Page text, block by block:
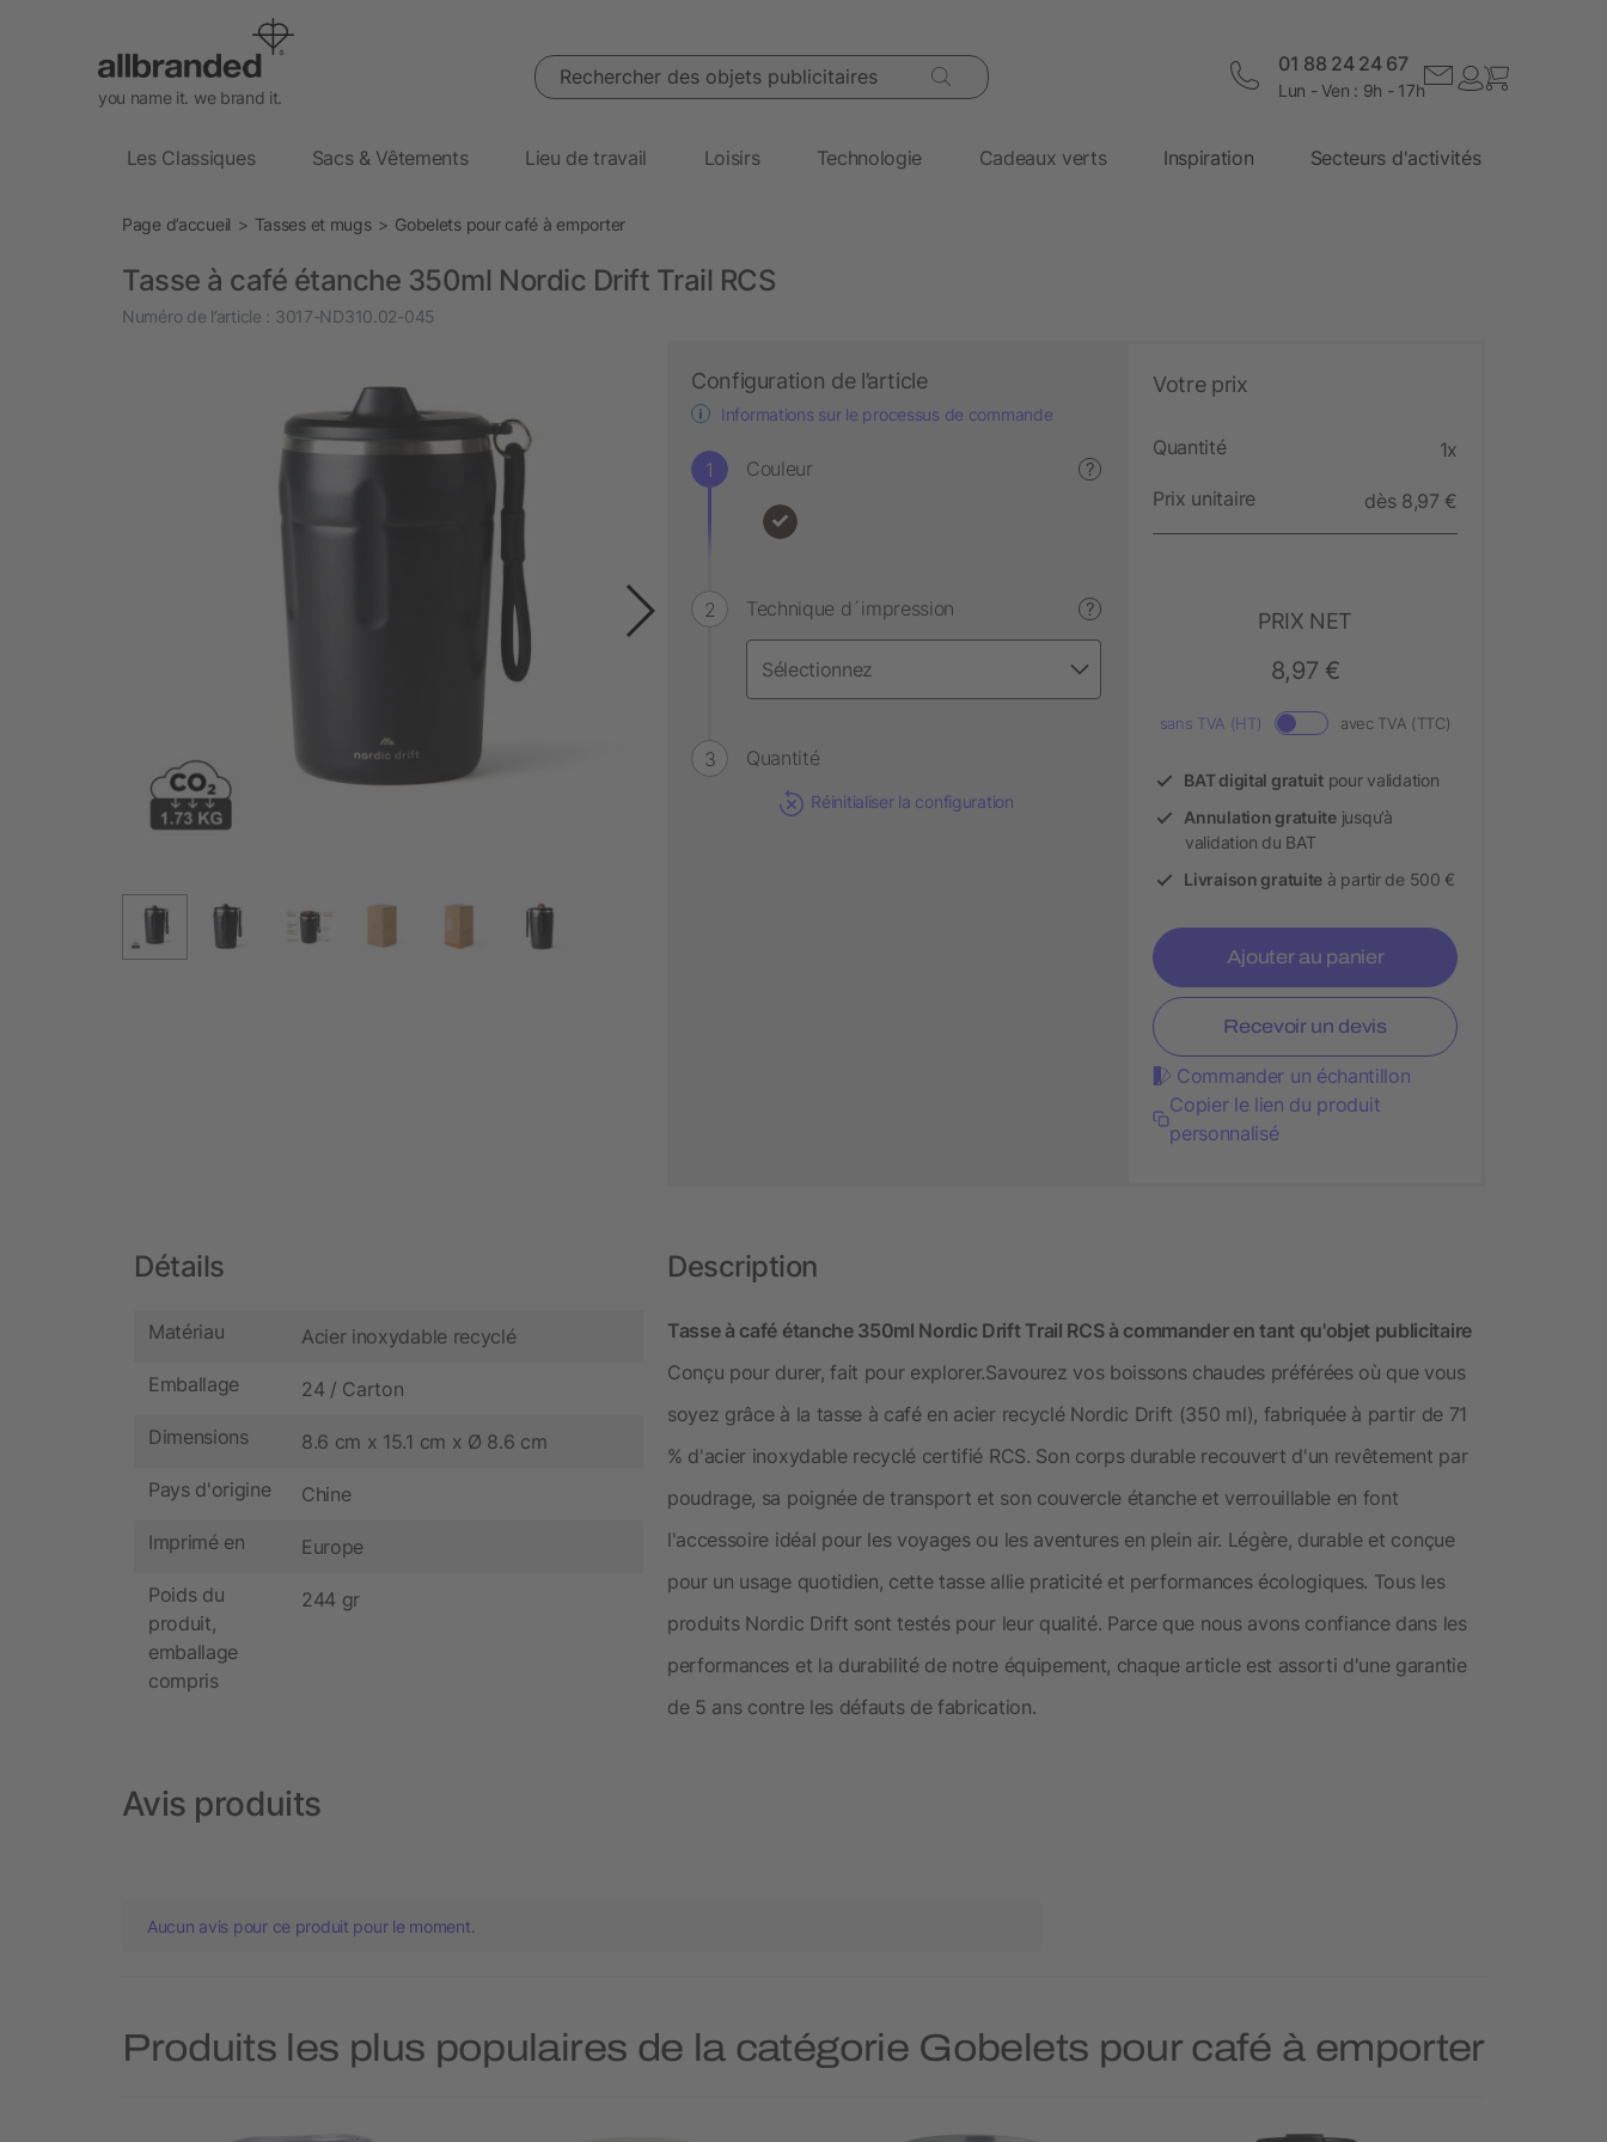
you name it. we brand it.
Rechercher des objets publicitaires 01 88 24 24 67
Lun - Ven : 9h - 17h
Les Classiques Sacs & Vêtements Lieu de travail Loisirs Technologie Cadeaux verts Inspiration Secteurs d'activités
Page d’accueil Tasses et mugs Gobelets pour café à emporter
Tasse à café étanche 350ml Nordic Drift Trail RCS
Numéro de l’article : 3017-ND310.02-045
Configuration de l’article
Informations sur le processus de commande
Couleur ?
Technique d´impression ?
Quantité
Réinitialiser la configuration
Votre prix
Quantité 1x
Prix unitaire dès 8,97 €
PRIX NET
8,97 €
sans TVA (HT) avec TVA (TTC)
BAT digital gratuitpour validation
Annulation gratuitejusqu’à
validation du BAT
Livraison gratuite à partir de 500 €
Ajouter au panier
Recevoir un devis
Commander un échantillon
Copier le lien du produit
personnalisé
Détails
Matériau Acier inoxydable recyclé
Emballage 24 / Carton
Dimensions 8.6 cm x 15.1 cm x Ø 8.6 cm
Pays d'origine Chine
Imprimé en Europe
Poids du
produit,
emballage
compris
244 gr
Description
Tasse à café étanche 350ml Nordic Drift Trail RCS à commander en tant qu'objet publicitaire
Conçu pour durer, fait pour explorer.Savourez vos boissons chaudes préférées où que vous
soyez grâce à la tasse à café en acier recyclé Nordic Drift (350 ml), fabriquée à partir de 71
% d'acier inoxydable recyclé certifié RCS. Son corps durable recouvert d'un revêtement par
poudrage, sa poignée de transport et son couvercle étanche et verrouillable en font
l'accessoire idéal pour les voyages ou les aventures en plein air. Légère, durable et conçue
pour un usage quotidien, cette tasse allie praticité et performances écologiques. Tous les
produits Nordic Drift sont testés pour leur qualité. Parce que nous avons confiance dans les
performances et la durabilité de notre équipement, chaque article est assorti d'une garantie
de 5 ans contre les défauts de fabrication.
Avis produits
Aucun avis pour ce produit pour le moment.
Produits les plus populaires de la catégorie Gobelets pour café à emporter